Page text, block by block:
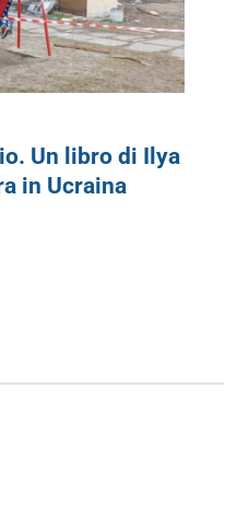
Un libro di Ilya
in Ucraina